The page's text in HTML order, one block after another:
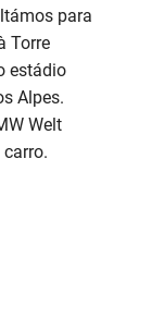
para
Torre
estádio
Alpes.
Welt